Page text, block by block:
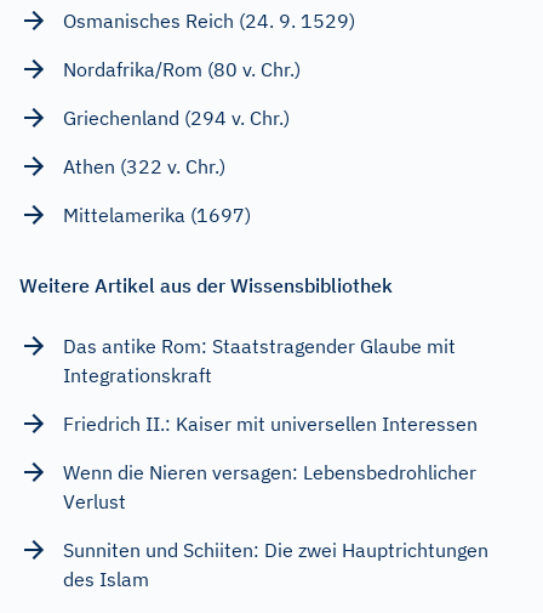
Osmanisches Reich (24. 9. 1529)
Nordafrika/Rom (80 v. Chr.)
Griechenland (294 v. Chr.)
Athen (322 v. Chr.)
Mittelamerika (1697)
Weitere Artikel aus der Wissensbibliothek
Das antike Rom: Staatstragender Glaube mit
Integrationskraft
Friedrich II.: Kaiser mit universellen Interessen
Wenn die Nieren versagen: Lebensbedrohlicher
Verlust
Sunniten und Schiiten: Die zwei Hauptrichtungen
des Islam